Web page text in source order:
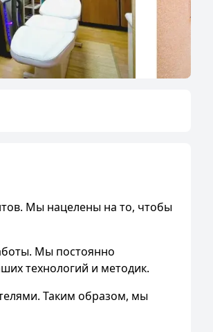
Мы нацелены на то, чтобы
Мы постоянно
технологий и методик.
Таким образом, мы